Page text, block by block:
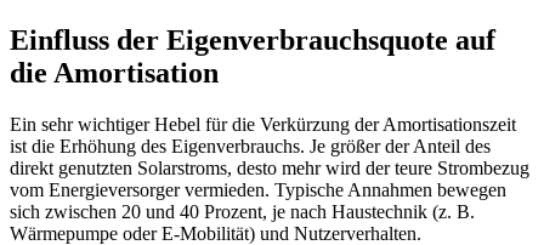
Einfluss der Eigenverbrauchsquote auf
die Amortisation
Ein sehr wichtiger Hebel für die Verkürzung der Amortisationszeit
ist die Erhöhung des Eigenverbrauchs. Je größer der Anteil des
direkt genutzten Solarstroms, desto mehr wird der teure Strombezug
vom Energieversorger vermieden. Typische Annahmen bewegen
sich zwischen 20 und 40 Prozent, je nach Haustechnik (z. B.
Wärmepumpe oder E-Mobilität) und Nutzerverhalten.